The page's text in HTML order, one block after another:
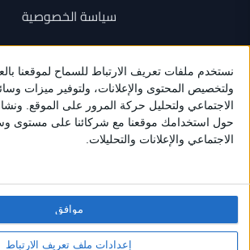
موافق
سياسة الخصوصية
اتصل بنا
+962 6 534 1777
+962 79 202 7000